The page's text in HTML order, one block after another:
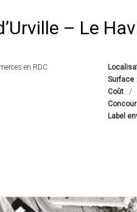
– Le
en RDC
Surface
Coût : /
Label